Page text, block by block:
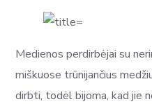
Medienos perdirbėjai su
miškuose trūnijančius
dirbti, todėl bijoma, kad jie